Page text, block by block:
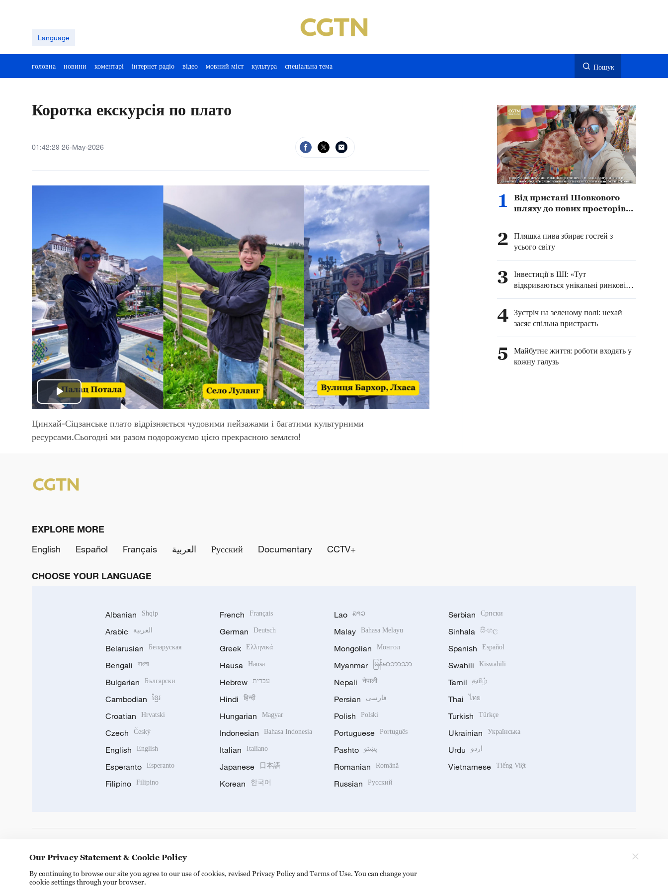
Language
головна новини коментарі інтернет радіо відео мовний міст культура спеціальна тема Пошук
Коротка екскурсія по плато
01:42:29 26-May-2026
Play
Video
Цинхай-Сіцзанське плато відрізняється чудовими пейзажами і багатими культурними
ресурсами.Сьогодні ми разом подорожуємо цією прекрасною землєю!
1
Від пристані Шовкового
шляху до нових просторів
2 Пляшка пива збирає гостей з
усього світу
3 Інвестиції в ШІ: «Тут
відкриваються унікальні ринкові
можливості»
4 Зустріч на зеленому полі: нехай
засяє спільна пристрасть
5
Майбутнє життя: роботи входять у
кожну галузь
EXPLORE MORE
English
Español Français العربية Русский Documentary CCTV+
CHOOSE YOUR LANGUAGE
Albanian Shqip
Arabic العربية
Belarusian Беларуская
Bengali বাংলা
Bulgarian Български
Cambodian ខ្មែរ
Croatian Hrvatski
Czech Český
English English
Esperanto Esperanto
Filipino Filipino
French Français
German Deutsch
Greek Ελληνικά
Hausa Hausa
Hebrew עברית
Hindi हिन्दी
Hungarian Magyar
Indonesian Bahasa Indonesia
Italian Italiano
Japanese 日本語
Korean 한국어
Lao ລາວ
Malay Bahasa Melayu
Mongolian Монгол
Myanmar မြန်မာဘာသာ
Nepali नेपाली
Persian فارسی
Polish Polski
Portuguese Português
Pashto پښتو
Romanian Română
Russian Русский
Serbian Српски
Sinhala සිංහල
Spanish Español
Swahili Kiswahili
Tamil தமிழ்
Thai ไทย
Turkish Türkçe
Ukrainian Українська
Urdu اردو
Vietnamese Tiếng Việt
Our Privacy Statement & Cookie Policy
By continuing to browse our site you agree to our use of cookies, revised Privacy Policy and Terms of Use. You can change your
cookie settings through your browser.